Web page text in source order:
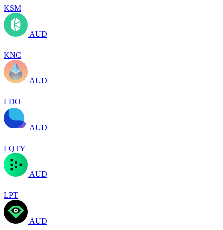
KSM
AUD
KNC
AUD
LDO
AUD
LQTY
AUD
LPT
AUD